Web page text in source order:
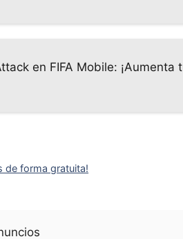
en FIFA Mobile: ¡Aumenta
de forma gratuita!